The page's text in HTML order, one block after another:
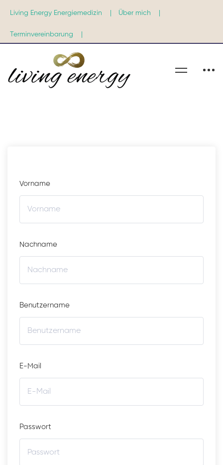
Living Energy Energiemedizin | Über mich |
Terminvereinbarung |
für
Teilnehmer
Vorname
Nachname
Benutzername
E-Mail
Passwort